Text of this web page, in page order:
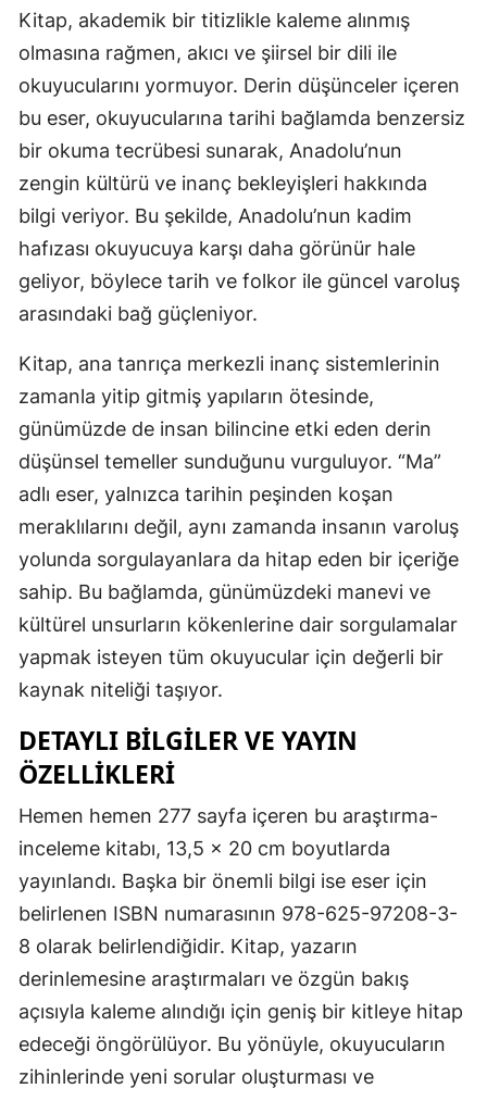
Kitap, akademik bir titizlikle kaleme alınmış
olmasına rağmen, akıcı ve şiirsel bir dili ile
okuyucularını yormuyor. Derin düşünceler içeren
bu eser, okuyucularına tarihi bağlamda benzersiz
bir okuma tecrübesi sunarak, Anadolu’nun
zengin kültürü ve inanç bekleyişleri hakkında
bilgi veriyor. Bu şekilde, Anadolu’nun kadim
hafızası okuyucuya karşı daha görünür hale
geliyor, böylece tarih ve folkor ile güncel varoluş
arasındaki bağ güçleniyor.
Kitap, ana tanrıça merkezli inanç sistemlerinin
zamanla yitip gitmiş yapıların ötesinde,
günümüzde de insan bilincine etki eden derin
düşünsel temeller sunduğunu vurguluyor. “Ma”
adlı eser, yalnızca tarihin peşinden koşan
meraklılarını değil, aynı zamanda insanın varoluş
yolunda sorgulayanlara da hitap eden bir içeriğe
sahip. Bu bağlamda, günümüzdeki manevi ve
kültürel unsurların kökenlerine dair sorgulamalar
yapmak isteyen tüm okuyucular için değerli bir
kaynak niteliği taşıyor.
DETAYLI BILGILER VE YAYIN
ÖZELLIKLERI
Hemen hemen 277 sayfa içeren bu araştırma-
inceleme kitabı, 13,5 x 20 cm boyutlarda
yayınlandı. Başka bir önemli bilgi ise eser için
belirlenen ISBN numarasının 978-625-97208-3-
8 olarak belirlendiğidir. Kitap, yazarın
derinlemesine araştırmaları ve özgün bakış
açısıyla kaleme alındığı için geniş bir kitleye hitap
edeceği öngörülüyor. Bu yönüyle, okuyucuların
zihinlerinde yeni sorular oluşturması ve